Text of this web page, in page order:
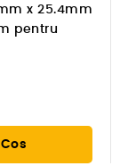
x 25.4mm
pentru